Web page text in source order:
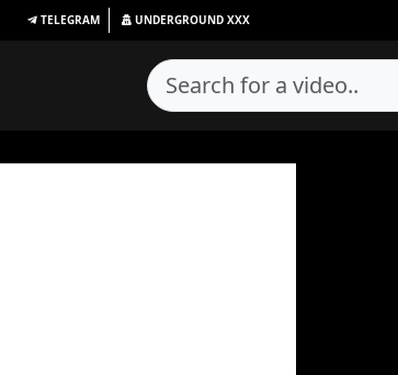
TELEGRAM UNDERGROUND XXX